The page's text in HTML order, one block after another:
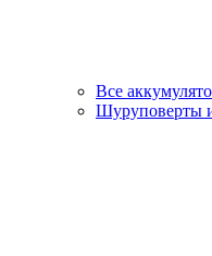
Все
Шуруповерты